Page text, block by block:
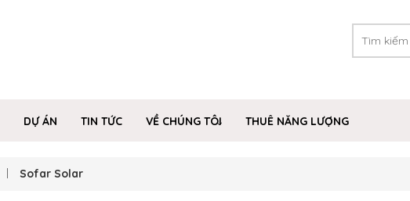
DỰ ÁN TIN TỨC VỀ CHÚNG TÔI
THUÊ NĂNG LƯỢNG
Sofar Solar